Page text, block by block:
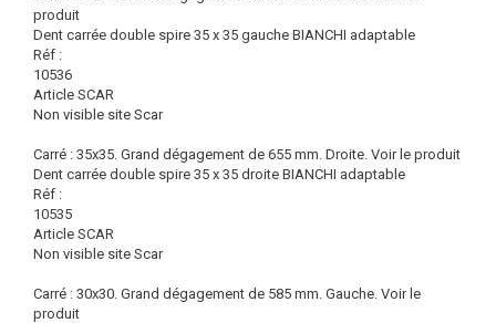
produit
Dent carrée double spire 35 x 35 gauche BIANCHI adaptable
Réf :
10536
Article SCAR
Non visible site Scar
Carré : 35x35. Grand dégagement de 655 mm. Droite. Voir le produit
Dent carrée double spire 35 x 35 droite BIANCHI adaptable
Réf :
10535
Article SCAR
Non visible site Scar
Carré : 30x30. Grand dégagement de 585 mm. Gauche. Voir le
produit